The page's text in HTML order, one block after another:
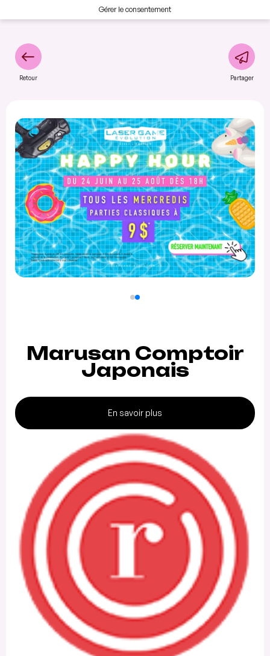
Gérer le consentement
Retour Partager
Marusan Comptoir
Japonais
En savoir plus